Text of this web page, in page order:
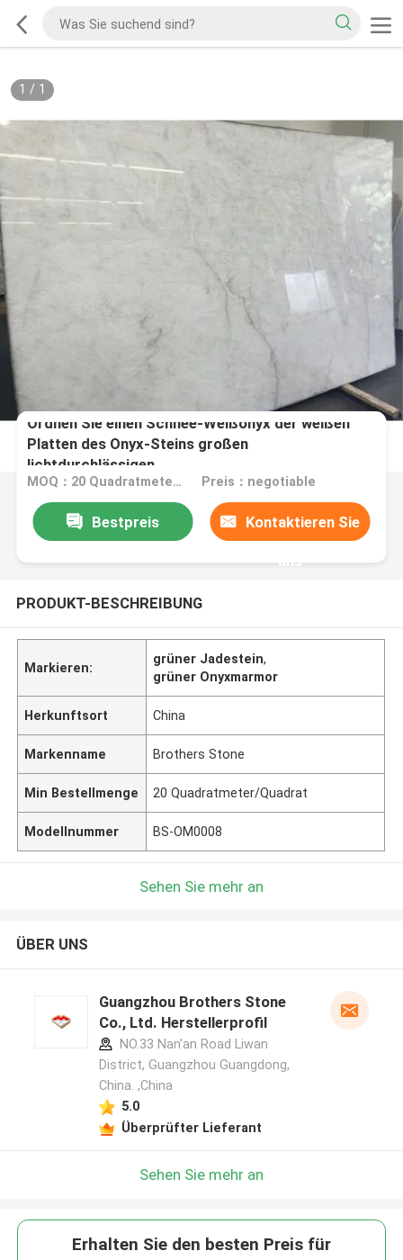
1 / 1
Ordnen Sie einen Schnee-Weißonyx der weißen
Platten des Onyx-Steins großen
lichtdurchlässigen
MOQ：20 Quadratmeter/Quadrat Preis：negotiable
Bestpreis Kontaktieren Sie
uns
PRODUKT-BESCHREIBUNG
Markieren:
grüner Jadestein,
grüner Onyxmarmor
Herkunftsort China
Markenname Brothers Stone
Min Bestellmenge 20 Quadratmeter/Quadrat
Modellnummer BS-OM0008
Sehen Sie mehr an
ÜBER UNS
Guangzhou Brothers Stone
Co., Ltd. Herstellerprofil
NO.33 Nan'an Road Liwan
District, Guangzhou Guangdong,
China. ,China
5.0
Überprüfter Lieferant
Sehen Sie mehr an
Erhalten Sie den besten Preis für